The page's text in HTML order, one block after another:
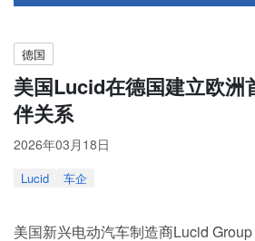
德国
美国Lucid在德国建立欧洲
伴关系
2026年03月18日
Lucid 车企
美国新兴电动汽车制造商Lucid